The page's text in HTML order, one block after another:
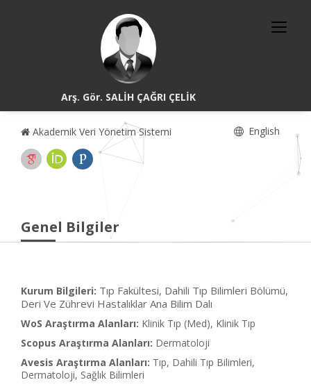
Arş. Gör. SALİH ÇAĞRI ÇELİK
Akademik Veri Yönetim Sistemi English
Genel Bilgiler
Kurum Bilgileri: Tıp Fakültesi, Dahili Tıp Bilimleri Bölümü,
Deri Ve Zührevi Hastalıklar Ana Bilim Dalı
WoS Araştırma Alanları: Klinik Tıp (Med), Klinik Tıp
Scopus Araştırma Alanları: Dermatoloji
Avesis Araştırma Alanları: Tıp, Dahili Tıp Bilimleri,
Dermatoloji, Sağlık Bilimleri